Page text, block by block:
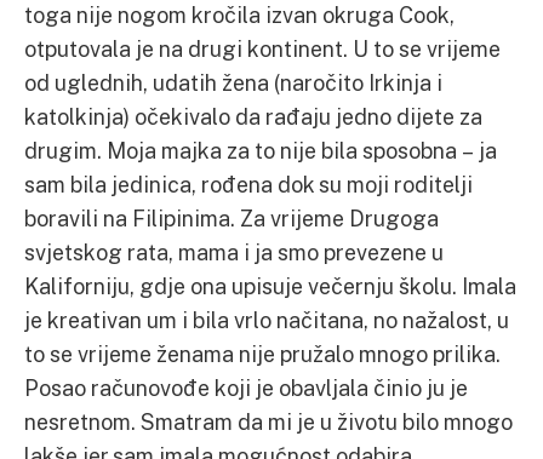
toga nije nogom kročila izvan okruga Cook,
otputovala je na drugi kontinent. U to se vrijeme
od uglednih, udatih žena (naročito Irkinja i
katolkinja) očekivalo da rađaju jedno dijete za
drugim. Moja majka za to nije bila sposobna – ja
sam bila jedinica, rođena dok su moji roditelji
boravili na Filipinima. Za vrijeme Drugoga
svjetskog rata, mama i ja smo prevezene u
Kaliforniju, gdje ona upisuje večernju školu. Imala
je kreativan um i bila vrlo načitana, no nažalost, u
to se vrijeme ženama nije pružalo mnogo prilika.
Posao računovođe koji je obavljala činio ju je
nesretnom. Smatram da mi je u životu bilo mnogo